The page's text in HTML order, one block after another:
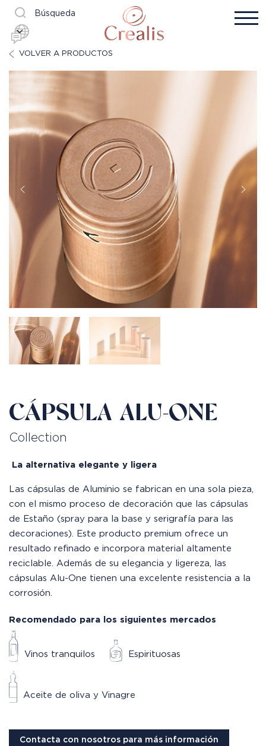
Búsqueda
VOLVER A PRODUCTOS
CÁPSULA ALU-ONE
Collection
La alternativa elegante y ligera
Las cápsulas de Aluminio se fabrican en una sola pieza,
con el mismo proceso de decoración que las cápsulas
de Estaño (spray para la base y serigrafía para las
decoraciones). Este producto premium ofrece un
resultado refinado e incorpora material altamente
reciclable. Además de su elegancia y ligereza, las
cápsulas Alu-One tienen una excelente resistencia a la
corrosión.
Recomendado para los siguientes mercados
Vinos tranquilos Espirituosas
Aceite de oliva y Vinagre
Contacta con nosotros para más información